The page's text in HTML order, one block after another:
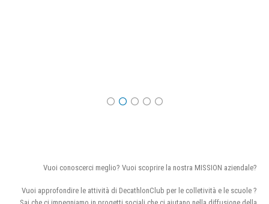
Vuoi conoscerci meglio? Vuoi scoprire la nostra MISSION aziendale?
Vuoi approfondire le attività di DecathlonClub per le colletività e le scuole ?